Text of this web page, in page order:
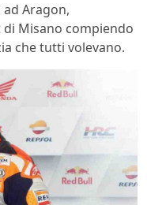
Aragon,
Misano compiendo
che tutti volevano.